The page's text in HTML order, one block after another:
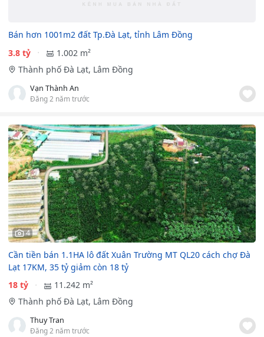
Bán hơn 1001m2 đất Tp.Đà Lạt, tỉnh Lâm Đồng
3.8 tỷ
1.002 m²
Thành phố Đà Lạt, Lâm Đồng
Vạn Thành An
Đăng 2 năm trước
4
Cần tiền bán 1.1HA lô đất Xuân Trường MT QL20 cách chợ Đà
Lạt 17KM, 35 tỷ giảm còn 18 tỷ
18 tỷ
11.242 m²
Thành phố Đà Lạt, Lâm Đồng
Thuy Tran
Đăng 2 năm trước